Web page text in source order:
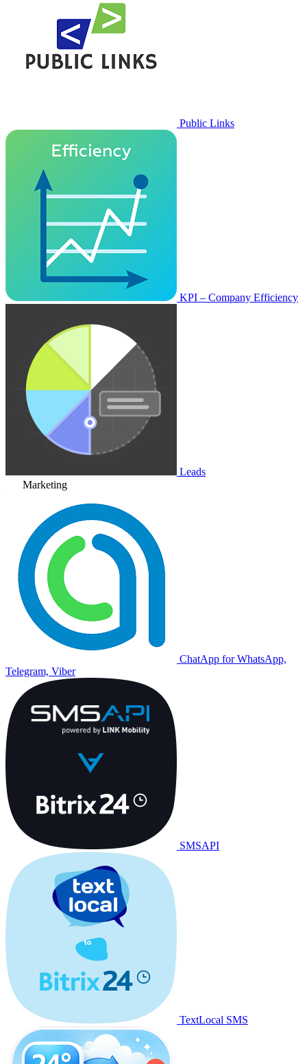
Public Links
KPI – Company Efficiency
Leads
Marketing
ChatApp for WhatsApp,
Telegram, Viber
SMSAPI
TextLocal SMS